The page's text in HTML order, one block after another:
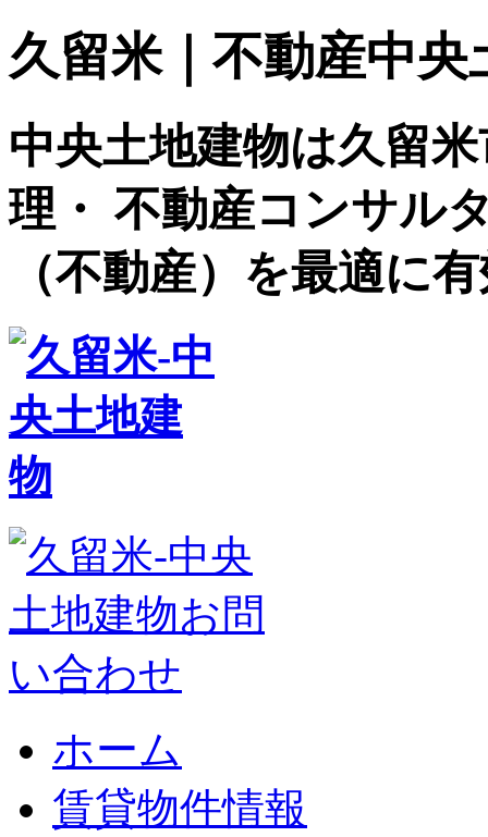
久留米｜不動産中
中央土地建物は久留
理・ 不動産コンサル
（不動産）を最適に
ホーム
賃貸物件情報